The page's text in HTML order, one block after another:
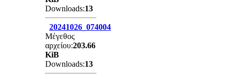
Downloads:13
20241026_074004
Μέγεθος
αρχείου:203.66
KiB
Downloads:13